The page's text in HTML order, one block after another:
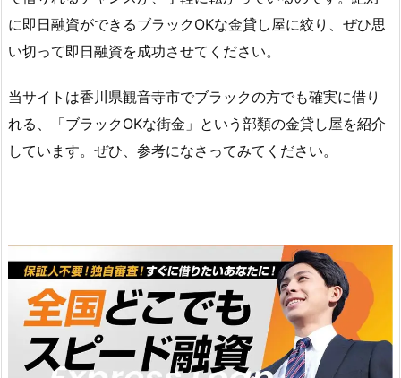
に即日融資ができるブラックOKな金貸し屋に絞り、ぜひ思
い切って即日融資を成功させてください。
当サイトは香川県観音寺市でブラックの方でも確実に借り
れる、「ブラックOKな街金」という部類の金貸し屋を紹介
しています。ぜひ、参考になさってみてください。